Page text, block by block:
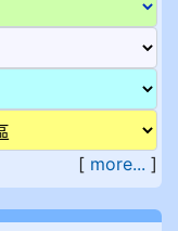
[ more... ]